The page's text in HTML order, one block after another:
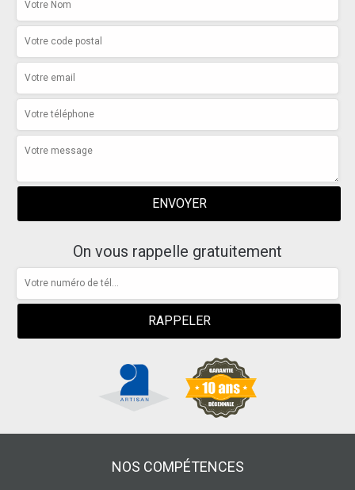
On vous rappelle gratuitement
NOS COMPÉTENCES